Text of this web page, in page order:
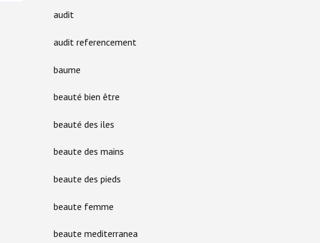
audit
audit referencement
baume
beauté bien être
beauté des iles
beaute des mains
beaute des pieds
beaute femme
beaute mediterranea